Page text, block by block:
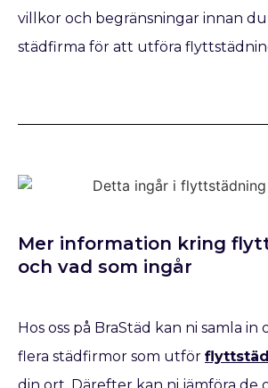
villkor och begränsningar innan
städfirma för att utföra
Mer information kring
och vad som ingår
Hos oss på BraStäd kan ni samla
flera städfirmor som utför